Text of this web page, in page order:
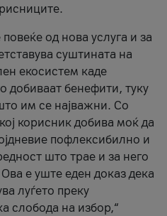
од нова услуга и за
суштината на
екосистем каде
добиваат бенефити, туку
им се најважни. Со
корисник добива моќ да
пофлексибилно и
што трае и за него
е уште еден доказ дека
луѓето преку
слобода на избор,“